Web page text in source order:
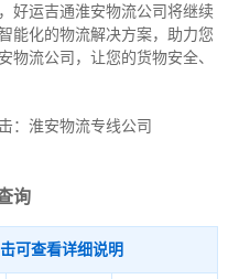
好运吉通淮安物流公司将继续
能化的物流解决方案，助力您
物流公司，让您的货物安全、
：淮安物流专线公司
询
可查看详细说明